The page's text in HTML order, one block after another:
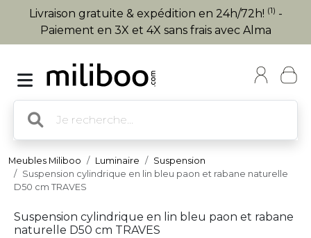
Livraison gratuite & expédition en 24h/72h! (1) -
Paiement en 3X et 4X sans frais avec Alma
Meubles Miliboo Luminaire
Suspension
Suspension cylindrique en lin bleu paon et rabane naturelle
D50 cm TRAVES
Suspension cylindrique en lin bleu paon et rabane
naturelle D50 cm TRAVES